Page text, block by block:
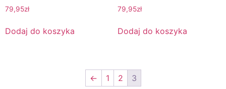
79,95zł
Dodaj do koszyka
79,95zł
Dodaj do koszyka
← 1 2 3